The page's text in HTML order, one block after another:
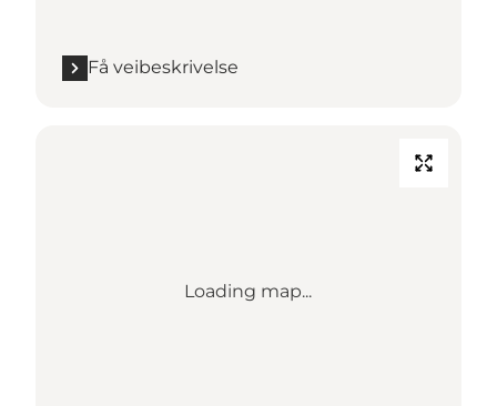
Få veibeskrivelse
Loading map...